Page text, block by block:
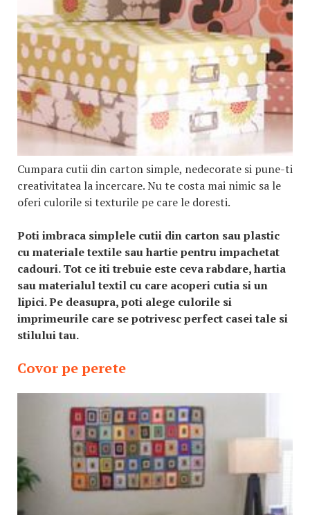
Cumpara cutii din carton simple, nedecorate si pune-ti
creativitatea la incercare. Nu te costa mai nimic sa le
oferi culorile si texturile pe care le doresti.
Poti imbraca simplele cutii din carton sau plastic
cu materiale textile sau hartie pentru impachetat
cadouri. Tot ce iti trebuie este ceva rabdare, hartia
sau materialul textil cu care acoperi cutia si un
lipici. Pe deasupra, poti alege culorile si
imprimeurile care se potrivesc perfect casei tale si
stilului tau.
Covor pe perete